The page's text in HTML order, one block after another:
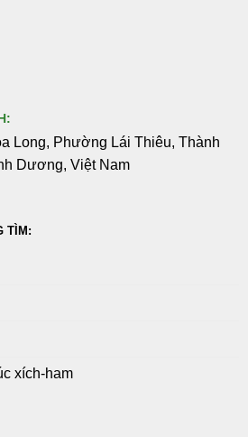
Long, Phường Lái Thiêu, Thành
Dương, Việt Nam
TÌM:
xích-ham